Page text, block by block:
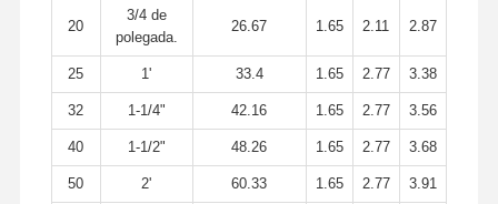
20
3/4 de
polegada.
26.67 1.65 2.11 2.87
25 1' 33.4 1.65 2.77 3.38
32 1-1/4" 42.16 1.65 2.77 3.56
40 1-1/2" 48.26 1.65 2.77 3.68
50 2' 60.33 1.65 2.77 3.91